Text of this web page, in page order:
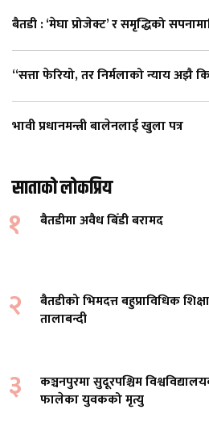
बैतडी : ‘मेघा प्रोजेक्ट’ र समृद्धिको
“सत्ता फेरियो, तर निर्मलाको न्याय अझै
भावी प्रधानमन्त्री बालेनलाई खुला पत्र
साताको लोकप्रिय
१ बैतडीमा अवैध बिँडी बरामद
२
बैतडीको भिमदत्त बहुप्राविधिक
तालाबन्दी
३
कञ्चनपुरमा सुदूरपश्चिम
फालेका युवकको मृत्यु